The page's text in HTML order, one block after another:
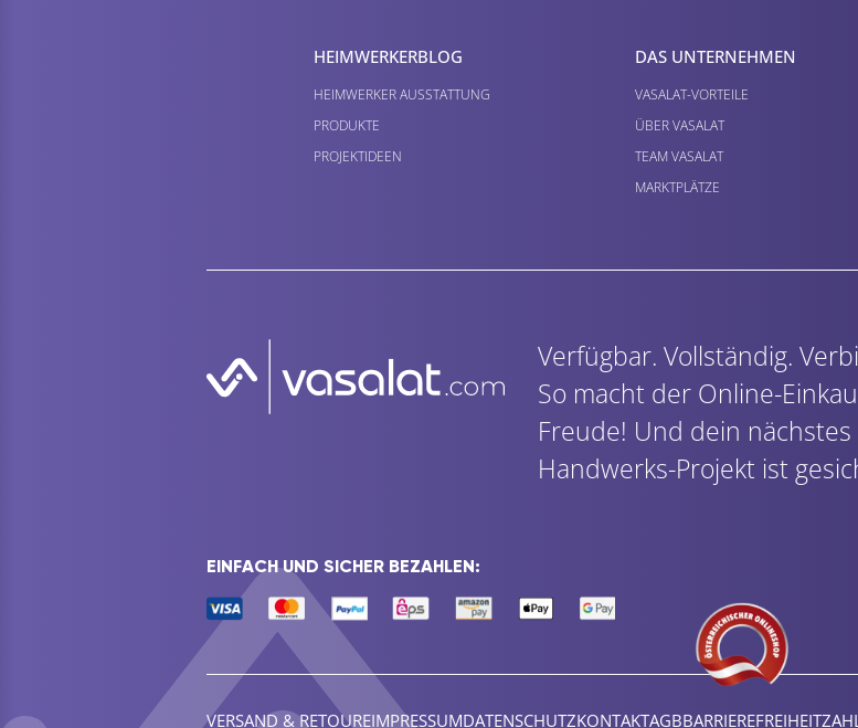
HEIMWERKER­BLOG
HEIMWERKER AUSSTATTUNG
PRODUKTE
PROJEKTIDEEN
DAS UNTERNEHMEN
VASALAT-VORTEILE
ÜBER VASALAT
TEAM VASALAT
MARKTPLÄTZE
Verfügbar. Vollständig.
So macht der Online-
Freude! Und dein nächstes
Handwerks-Projekt ist
EINFACH UND SICHER BEZAHLEN:
VERSAND & RETOUREIMPRESSUMDATENSCHUTZKONTAKTAGBBARRIEREFREIHEIT